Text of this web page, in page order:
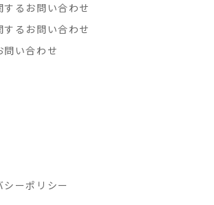
するお問い合わせ
するお問い合わせ
問い合わせ
シーポリシー